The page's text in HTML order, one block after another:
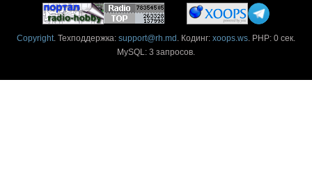
Copyright. Техподдержка: support@rh.md . Кодинг: xoops.ws. PHP: 0 сек.
MySQL: 3 запросов.